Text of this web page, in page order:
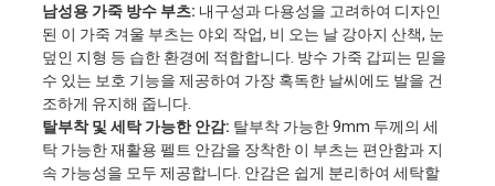
남성용 가죽 방수 부츠: 내구성과 다용성을 고려하여 디자인
된 이 가죽 겨울 부츠는 야외 작업, 비 오는 날 강아지 산책, 눈
덮인 지형 등 습한 환경에 적합합니다. 방수 가죽 갑피는 믿을
수 있는 보호 기능을 제공하여 가장 혹독한 날씨에도 발을 건
조하게 유지해 줍니다.
탈부착 및 세탁 가능한 안감: 탈부착 가능한 9mm 두께의 세
탁 가능한 재활용 펠트 안감을 장착한 이 부츠는 편안함과 지
속 가능성을 모두 제공합니다. 안감은 쉽게 분리하여 세탁할